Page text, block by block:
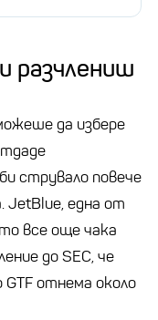
разчлениш
да избере
струвало повече
JetBlue, една от
все още чака
до SEC, че
отнема около